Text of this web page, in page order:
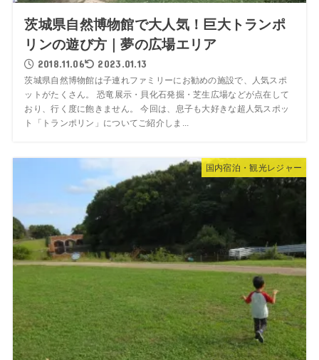
茨城県自然博物館で大人気！巨大トランポ
リンの遊び方｜夢の広場エリア
2018.11.06 2023.01.13
茨城県自然博物館は子連れファミリーにお勧めの施設で、人気スポ
ットがたくさん。 恐竜展示・貝化石発掘・芝生広場などが点在して
おり、行く度に飽きません。 今回は、息子も大好きな超人気スポッ
ト「トランポリン」についてご紹介しま...
国内宿泊・観光レジャー